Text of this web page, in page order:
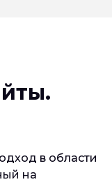
в области
на